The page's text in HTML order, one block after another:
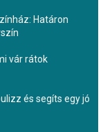
Határon
vár rátok
és segíts egy jó